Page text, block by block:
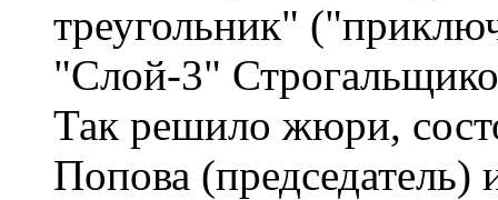
треугольник"
"Слой-3"
Так решило жюри,
Попова (председатель)